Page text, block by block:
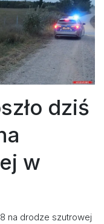
dziś
w
na drodze szutrowej